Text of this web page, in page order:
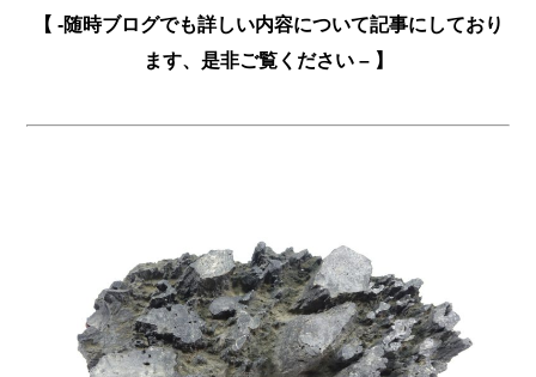
【 -随時ブログでも詳しい内容について記事にしており
ます、是非ご覧ください – 】